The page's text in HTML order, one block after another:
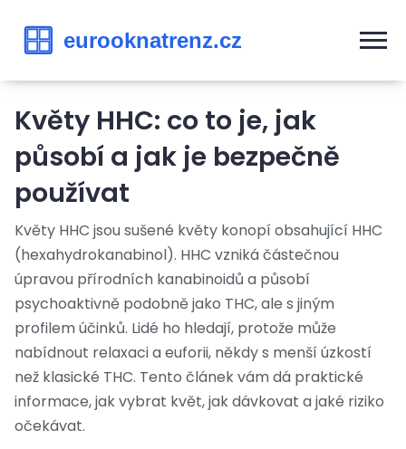
Květy HHC: co to je, jak
působí a jak je bezpečně
používat
Květy HHC jsou sušené květy konopí obsahující HHC
(hexahydrokanabinol). HHC vzniká částečnou
úpravou přírodních kanabinoidů a působí
psychoaktivně podobně jako THC, ale s jiným
profilem účinků. Lidé ho hledají, protože může
nabídnout relaxaci a euforii, někdy s menší úzkostí
než klasické THC. Tento článek vám dá praktické
informace, jak vybrat květ, jak dávkovat a jaké riziko
očekávat.